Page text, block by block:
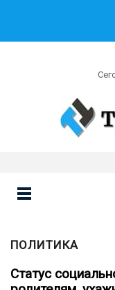
ПОЛИТИКА
Статус